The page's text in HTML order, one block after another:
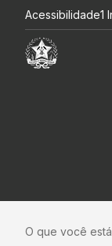
Pular para o
Fhidro -
Acessibilidade1
O que você